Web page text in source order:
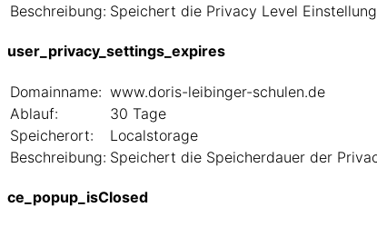
Beschreibung: Speichert die Privacy Level
user_privacy_settings_expires
Domainname: www.doris-leibinger-schulen.de
Ablauf:
30 Tage
Speicherort:
Localstorage
Beschreibung: Speichert die Speicherdauer der
ce_popup_isClosed